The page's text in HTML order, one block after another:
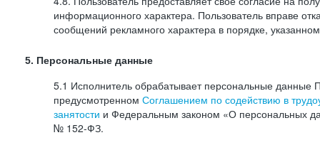
информационного характера. Пользователь вправе
сообщений рекламного характера в порядке,
5. Персональные данные
5.1 Исполнитель обрабатывает персональные данные
предусмотренном Соглашением по содействию в
занятости и Федеральным законом «О персональных
№ 152-ФЗ.